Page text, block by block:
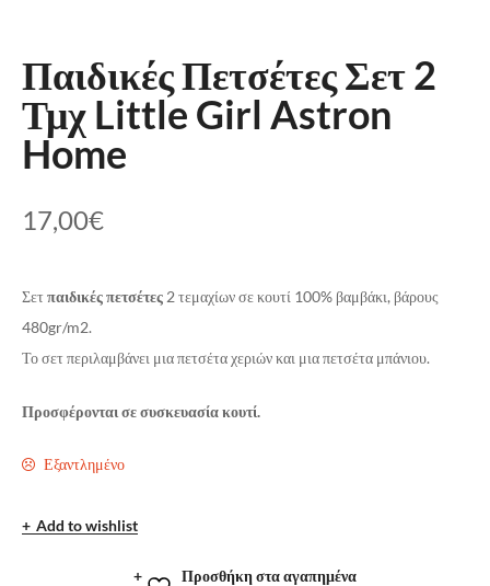
Παιδικές Πετσέτες Σετ 2
Τμχ Little Girl Astron
Home
17,00€
Σετπαιδικές πετσέτες 2 τεμαχίων σε κουτί 100% βαμβάκι, βάρους
480gr/m2.
Το σετ περιλαμβάνει μια πετσέτα χεριών και μια πετσέτα μπάνιου.
Προσφέρονται σε συσκευασία κουτί.
Εξαντλημένο
Add to wishlist
Προσθήκη στα αγαπημένα